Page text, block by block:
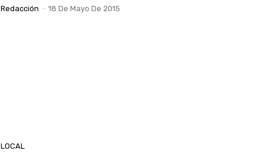
Redacción - 18 De Mayo De 2015
LOCAL